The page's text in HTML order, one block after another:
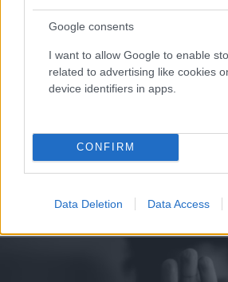
Google consents
I want to allow Google to enable
related to advertising like cookies
device identifiers in apps.
CONFIRM
Data Deletion Data Access
Αποκαλυπτική έρευνα: Οι
παιδεραστή
Οι παιδεραστές στο διαδίκτυο
προσφέρει και ψάχνουν συνεχώς, για